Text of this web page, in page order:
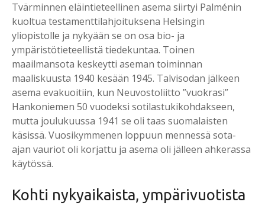
Tvärminnen eläintieteellinen asema siirtyi Palménin
kuoltua testamenttilahjoituksena Helsingin
yliopistolle ja nykyään se on osa bio- ja
ympäristötieteellistä tiedekuntaa. Toinen
maailmansota keskeytti aseman toiminnan
maaliskuusta 1940 kesään 1945. Talvisodan jälkeen
asema evakuoitiin, kun Neuvostoliitto ”vuokrasi”
Hankoniemen 50 vuodeksi sotilastukikohdakseen,
mutta joulukuussa 1941 se oli taas suomalaisten
käsissä. Vuosikymmenen loppuun mennessä sota-
ajan vauriot oli korjattu ja asema oli jälleen ahkerassa
käytössä.
Koh­ti ny­ky­ai­kais­ta, ym­pä­ri­vuo­tis­ta